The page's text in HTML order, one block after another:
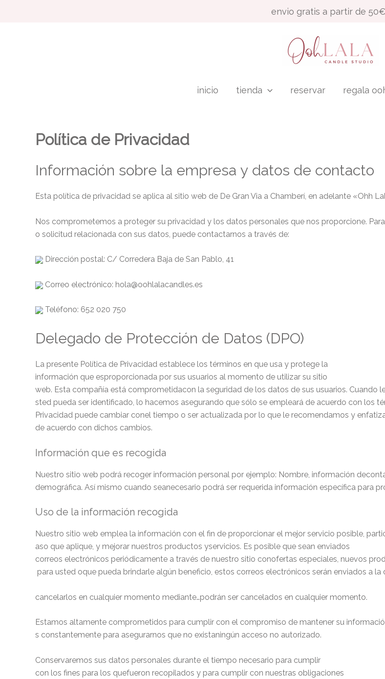
envio gratis a partir de 50€
inicio tienda reservar regala
Política de Privacidad
Información sobre la empresa y datos de contacto
Esta política de privacidad se aplica al sitio web de De Gran Via a Chamberí, en adelante «Ohh
Nos comprometemos a proteger su privacidad y los datos personales que nos proporcione.
o solicitud relacionada con sus datos, puede contactarnos a través de:
Dirección postal: C/ Corredera Baja de San Pablo, 41
Correo electrónico: hola@oohlalacandles.es
Teléfono: 652 020 750
Delegado de Protección de Datos (DPO)
La presente Política de Privacidad establece los términos en que usa y protege la
información que esproporcionada por sus usuarios al momento de utilizar su sitio
web. Esta compañía está comprometidacon la seguridad de los datos de sus usuarios.
sted pueda ser identificado, lo hacemos asegurando que sólo se empleará de acuerdo con los
Privacidad puede cambiar conel tiempo o ser actualizada por lo que le recomendamos y
de acuerdo con dichos cambios.
Información que es recogida
Nuestro sitio web podrá recoger información personal por ejemplo: Nombre, información
demográfica. Así mismo cuando seanecesario podrá ser requerida información específica para
Uso de la información recogida
Nuestro sitio web emplea la información con el fin de proporcionar el mejor servicio posible,
aso que aplique, y mejorar nuestros productos yservicios. Es posible que sean enviados
correos electrónicos periódicamente a través de nuestro sitio conofertas especiales, nuevos
para usted oque pueda brindarle algún beneficio, estos correos electrónicos serán enviados a
cancelarlos en cualquier momento mediante…podrán ser cancelados en cualquier momento.
Estamos altamente comprometidos para cumplir con el compromiso de mantener su
s constantemente para asegurarnos que no existaningún acceso no autorizado.
Conservaremos sus datos personales durante el tiempo necesario para cumplir
con los fines para los quefueron recopilados y para cumplir con nuestras obligaciones